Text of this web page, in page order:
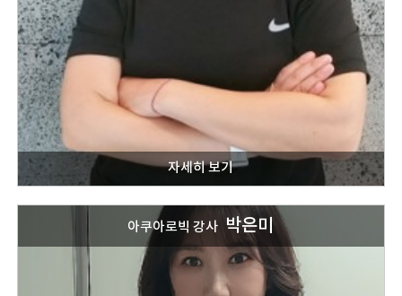
아쿠아로빅 강사 박은미